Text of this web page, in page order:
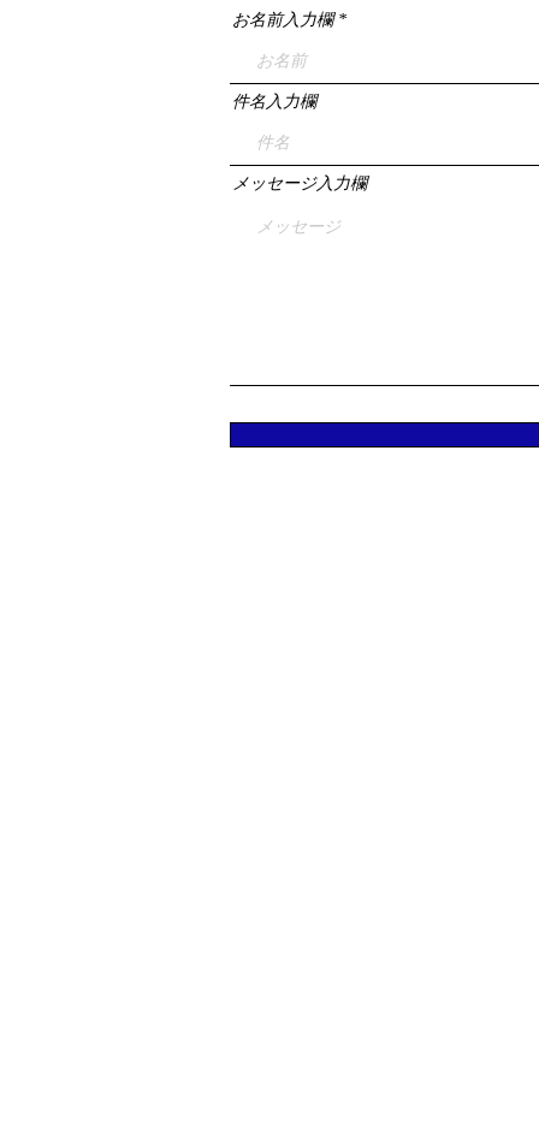
お名前入力欄
件名入力欄
メッセージ入力欄